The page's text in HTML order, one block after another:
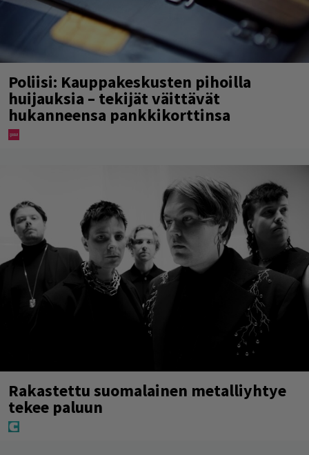
Poliisi: Kauppakeskusten pihoilla
huijauksia – tekijät väittävät
hukanneensa pankkikorttinsa
Rakastettu suomalainen metalliyhtye
tekee paluun